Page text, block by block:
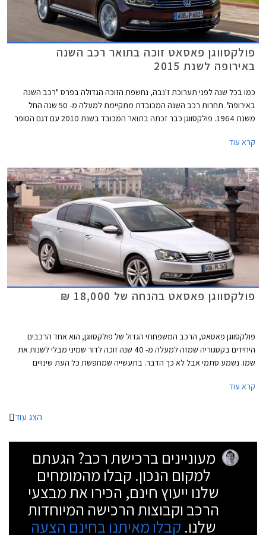
פולקסווגן פאסאט זוכה בתואר רכב השנה
באירופה לשנת 2015
כמו בכל שנה לפני תערוכת ז'נבה, נחשפת הזוכה הגדולה בפרס "רכב השנה
באירופה". תחרות רכב השנה המכובדת מתקיימת למעלה מ- 50 שנה החל
משנת 1964. פולקסווגן כבר זכתה בתואר המכובד בשנת 2010 עם דגם הסופר
גולף. כעת תורה של פולקסווגן פאסאט החדשה לזכות בתואר הנחשק.
קרא עוד
פולקסווגן פאסאט בהנחה של 18,000 ₪
פולקסווגן פאסאט, הרכב המשפחתי הגדול של פולקסווגן, הוא אחד הרכבים
היחידים בקטגוריה שמזה למעלה מ- 40 שנה זוכה לדור שמיני מבלי לשנות את
שמו. נשמע סתמי אבל לא כך הדבר. בתעשייה שמחפשת כל העת שינויים
ארוכה בייחוד לאור השינוי והשדרוג שחל במעמדה של פולקסווגן פאסאט במהלך
קרא עוד
הצג עוד
מעוניינים ברכישת רכב? הגעתם
למקום הנכון. קבלו מהמומחים
שלנו ייעוץ חינם, הכירו את מבצעי
הרכב וקבוצות הרכישה המיוחדות
שלנו. קבלו מאיתנו בחינם הצעה